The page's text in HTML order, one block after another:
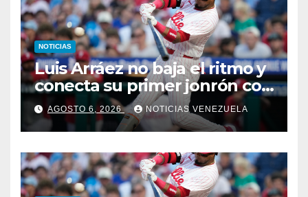
NOTICIAS
Luis Arráez no baja el ritmo y
conecta su primer jonrón con
los Filis
AGOSTO 6, 2026 NOTICIAS VENEZUELA